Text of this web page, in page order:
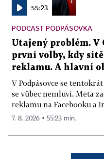
55:23
PODCAST PODPÁSOVKA
Utajený problém. V
první volby, kdy
reklamu. A hlavní
V Podpásovce se
se vůbec nemluví. Meta
reklamu na Facebooku a
7. 8. 2026 ▪ 55:23 min.